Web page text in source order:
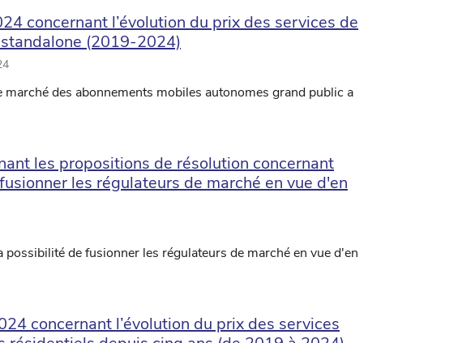
concernant l’évolution du prix des services de
(2019-2024)
des abonnements mobiles autonomes grand public a
les propositions de résolution concernant
les régulateurs de marché en vue d'en
possibilité de fusionner les régulateurs de marché en vue d'en
concernant l’évolution du prix des services